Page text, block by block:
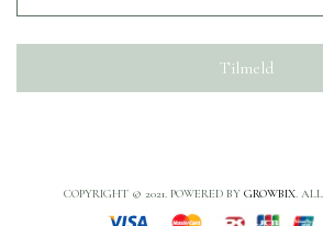
Tilmeld
COPYRIGHT © 2021. POWERED BY GROWBIX.